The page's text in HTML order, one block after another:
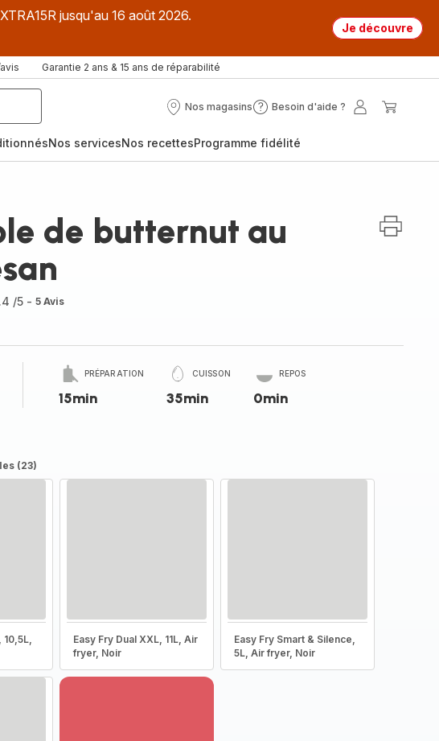
jusqu'au 16 août 2026.
Je découvre
Garantie 2 ans & 15 ans de réparabilité
Nos magasins
Nos
Besoin d'aide ?
Besoin
?
Mon
Nos servicesNos recettesProgramme fidélité
de butternut au
/5 - 5 Avis
PRÉPARATION
15min
CUISSON
35min
REPOS
0min
(23)
10,5L,
Easy Fry Dual XXL, 11L, Air
fryer, Noir
Easy Fry Smart & Silence,
5L, Air fryer, Noir